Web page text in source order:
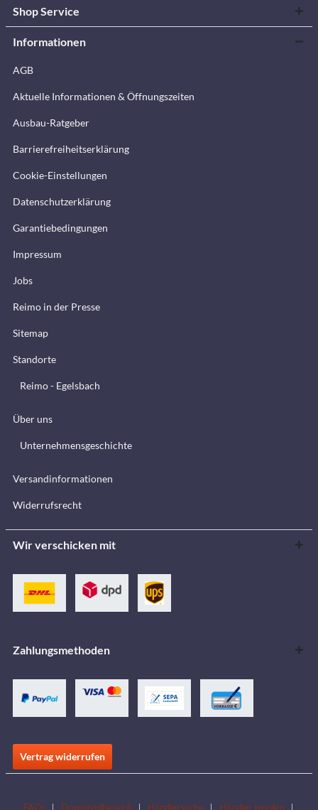
Shop Service
Informationen
AGB
Aktuelle Informationen & Öffnungszeiten
Ausbau-Ratgeber
Barrierefreiheitserklärung
Cookie-Einstellungen
Datenschutzerklärung
Garantiebedingungen
Impressum
Jobs
Reimo in der Presse
Sitemap
Standorte
Reimo - Egelsbach
Über uns
Unternehmensgeschichte
Versandinformationen
Widerrufsrecht
Wir verschicken mit
Zahlungsmethoden
Vertrag widerrufen
FAQs Downloadbereich Händlersuche Händler werden